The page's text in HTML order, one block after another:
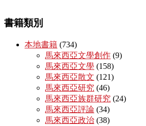
書籍類別
本地書籍 (734)
馬來西亞文學創作 (9)
馬來西亞文學 (158)
馬來西亞散文 (121)
馬來西亞研究 (46)
馬來西亞族群研究 (24)
馬來西亞評論 (34)
馬來西亞政治 (38)